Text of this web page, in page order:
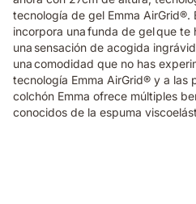
tecnología de gel Emma AirGrid®.
incorpora una funda de gel que
una sensación de acogida
una comodidad que no has
tecnología Emma AirGrid® y a las
colchón Emma ofrece múltiples
conocidos de la espuma